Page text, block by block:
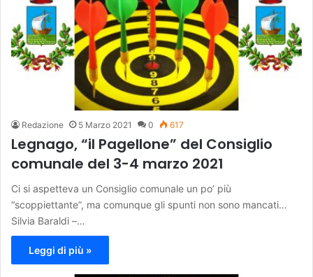
Redazione 5 Marzo 2021 0 617
Legnago, “il Pagellone” del Consiglio
comunale del 3-4 marzo 2021
Ci si aspetteva un Consiglio comunale un po’ più
“scoppiettante”, ma comunque gli spunti non sono mancati…
Silvia Baraldi –…
Leggi di più »